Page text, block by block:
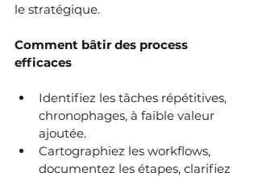
le stratégique.
Comment bâtir des process
efficaces
Identifiez les tâches répétitives,
chronophages, à faible valeur
ajoutée.
Cartographiez les workflows,
documentez les étapes, clarifiez